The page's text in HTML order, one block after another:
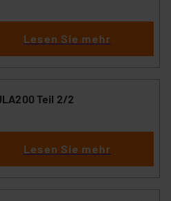
Lesen Sie mehr
Teil 2/2
Lesen Sie mehr